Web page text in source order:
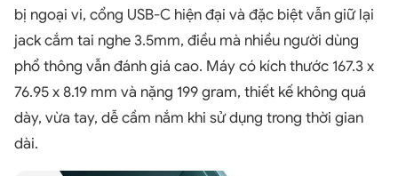
bị ngoại vi, cổng USB-C hiện đại và đặc biệt vẫn giữ lại
jack cắm tai nghe 3.5mm, điều mà nhiều người dùng
phổ thông vẫn đánh giá cao. Máy có kích thước 167.3 x
76.95 x 8.19 mm và nặng 199 gram, thiết kế không quá
dày, vừa tay, dễ cầm nắm khi sử dụng trong thời gian
dài.